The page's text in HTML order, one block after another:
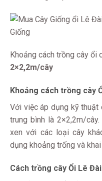
Khoảng cách trồng cây ổi
2×2,2m/cây
Khoảng cách trồng cây
Với việc áp dụng kỹ thuật
trung bình là 2×2,2m/
xen với các loại cây
dụng khoảng trống và
Cách trồng cây Ổi Lê